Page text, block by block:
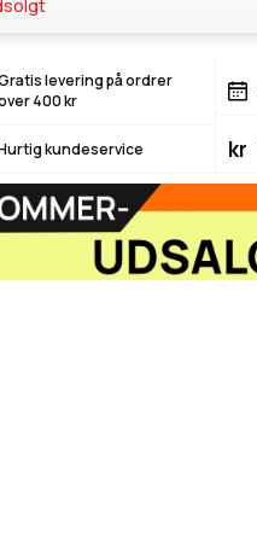
levering på ordrer
400 kr
kundeservice kr